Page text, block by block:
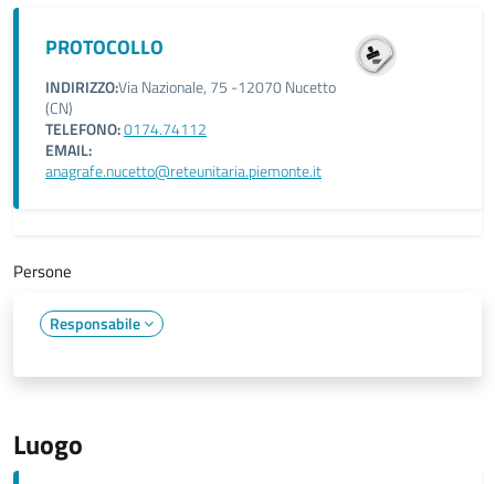
PROTOCOLLO
INDIRIZZO:Via Nazionale, 75 -12070 Nucetto
(CN)
TELEFONO:0174.74112
EMAIL:
anagrafe.nucetto@reteunitaria.piemonte.it
Persone
Responsabile
Luogo